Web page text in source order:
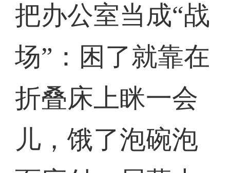
把办公室当成“战
场”：困了就靠在
折叠床上眯一会
儿，饿了泡碗泡